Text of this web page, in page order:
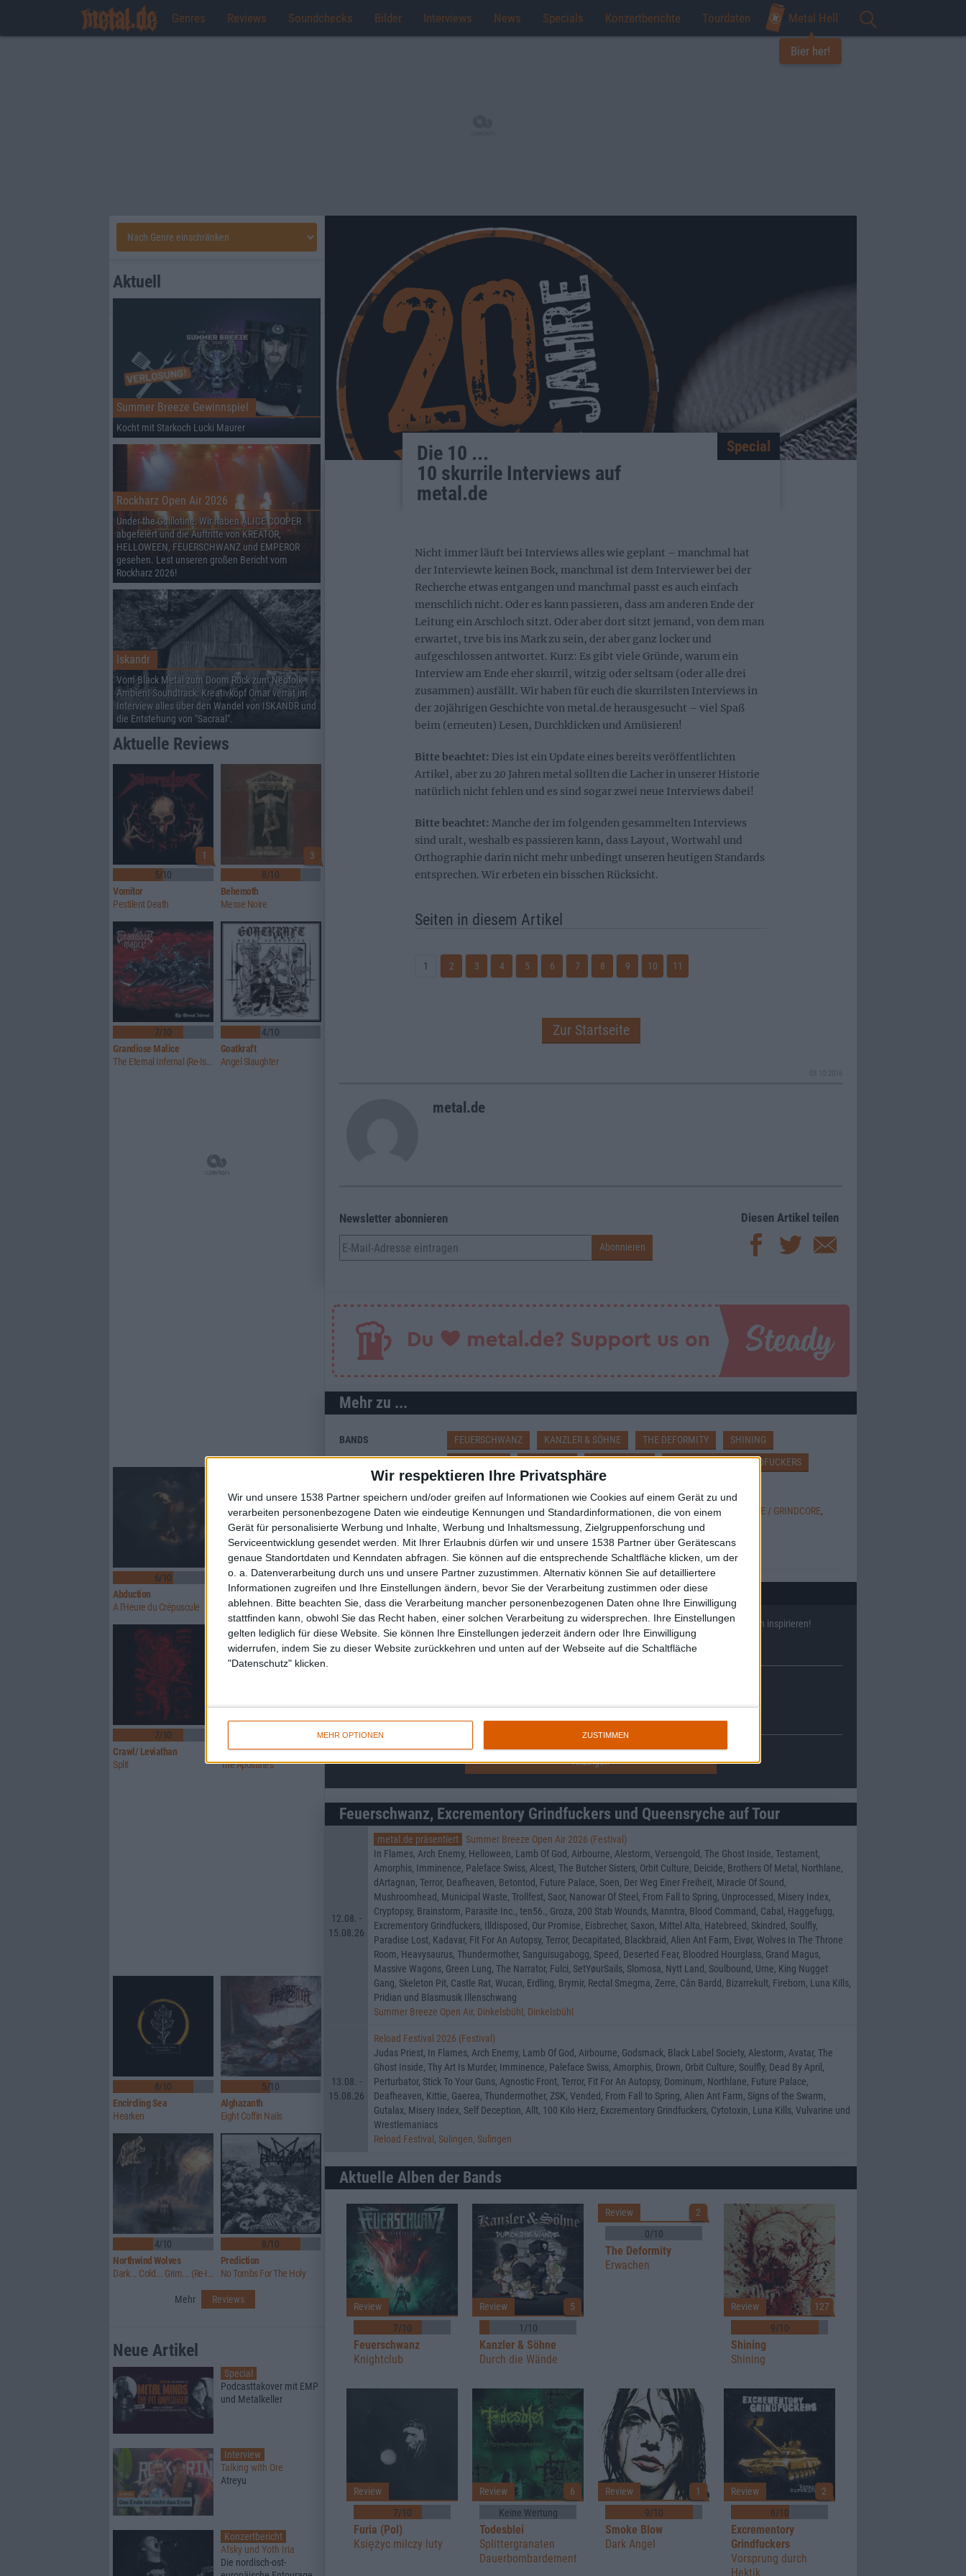
Wir respektieren Ihre Privatsphäre
Wir und unsere 1538 Partner speichern und/oder greifen auf Informationen wie Cookies auf einem Gerät zu und
verarbeiten personenbezogene Daten wie eindeutige Kennungen und Standardinformationen, die von einem
Gerät für personalisierte Werbung und Inhalte, Werbung und Inhaltsmessung, Zielgruppenforschung und
Serviceentwicklung gesendet werden.
Mit Ihrer Erlaubnis dürfen wir und unsere 1538 Partner über Gerätescans
genaue Standortdaten und Kenndaten abfragen. Sie können auf die entsprechende Schaltfläche klicken, um der
o. a. Datenverarbeitung durch uns und unsere Partner zuzustimmen. Alternativ können Sie auf detailliertere
Informationen zugreifen und Ihre Einstellungen ändern, bevor Sie der Verarbeitung zustimmen oder diese
ablehnen.
Bitte beachten Sie, dass die Verarbeitung mancher personenbezogenen Daten ohne Ihre Einwilligung
stattfinden kann, obwohl Sie das Recht haben, einer solchen Verarbeitung zu widersprechen. Ihre Einstellungen
gelten lediglich für diese Website. Sie können Ihre Einstellungen jederzeit ändern oder Ihre Einwilligung
widerrufen, indem Sie zu dieser Website zurückkehren und unten auf der Webseite auf die Schaltfläche
"Datenschutz" klicken.
MEHR OPTIONEN ZUSTIMMEN
Genres Reviews Soundchecks Bilder Interviews News Specials Konzertberichte Tourdaten Metal Hell
Bier her!
Die 10 ...
10 skurrile Interviews auf
metal.de
Special
Nicht immer läuft bei Interviews alles wie geplant – manchmal hat
der Interviewte keinen Bock, manchmal ist dem Interviewer bei der
Recherche etwas entgangen und manchmal passt es auch einfach
menschlich nicht. Oder es kann passieren, dass am anderen Ende der
Leitung ein Arschloch sitzt. Oder aber dort sitzt jemand, von dem man
erwartet, trve bis ins Mark zu sein, der aber ganz locker und
aufgeschlossen antwortet. Kurz: Es gibt viele Gründe, warum ein
Interview am Ende eher skurril, witzig oder seltsam (oder alle drei
zusammen) ausfällt. Wir haben für euch die skurrilsten Interviews in
der 20jährigen Geschichte von metal.de herausgesucht – viel Spaß
beim (erneuten) Lesen, Durchklicken und Amüsieren!
Bitte beachtet: Dies ist ein Update eines bereits veröffentlichten
Artikel, aber zu 20 Jahren metal sollten die Lacher in unserer Historie
natürlich nicht fehlen und es sind sogar zwei neue Interviews dabei!
Bitte beachtet: Manche der im folgenden gesammelten Interviews
sind uralt, weshalb es passieren kann, dass Layout, Wortwahl und
Orthographie darin nicht mehr unbedingt unseren heutigen Standards
entsprechen. Wir erbeten ein bisschen Rücksicht.
Seiten in diesem Artikel
1 2 3 4 5 6 7 8 9 10 11
Zur Startseite
metal.de
Newsletter abonnieren Diesen Artikel teilen
Mehr zu ...
BANDS FEUERSCHWANZ KANZLER & SÖHNE THE DEFORMITY
SHINING
FURIA (POL)
TODESBLEI SMOKE BLOW
EXCREMENTORY GRINDFUCKERS
QUEENSRYCHE
STILE BLACK METAL,DEATH METAL,DOOM METAL,GOTHIC / DARKWAVE, HARDCORE / GRINDCORE,
HEAVY METAL
MODERN METAL,PROGRESSIVE ROCK/METAL,ROCK
Interessante Alben finden
Auf der Suche nach neuer Mucke? Durchsuche unser Review-Archiv mit aktuell 38633Reviews und lass Dich inspirieren!
Nach Wertung filtern
Nach Genres filtern►︎
Feuerschwanz, Excrementory Grindfuckers und Queensryche auf Tour
12.08. -
15.08.26
metal.de präsentiert
Summer Breeze Open Air 2026 (Festival)
In Flames, Arch Enemy, Helloween, Lamb Of God, Airbourne, Alestorm, Versengold, The Ghost Inside, Testament,
Amorphis, Imminence, Paleface Swiss, Alcest, The Butcher Sisters, Orbit Culture, Deicide, Brothers Of Metal, Northlane,
dArtagnan, Terror, Deafheaven, Betontod, Future Palace, Soen, Der Weg Einer Freiheit, Miracle Of Sound,
Mushroomhead, Municipal Waste, Trollfest, Saor, Nanowar Of Steel, From Fall to Spring, Unprocessed, Misery Index,
Cryptopsy, Brainstorm, Parasite Inc., ten56., Groza, 200 Stab Wounds, Manntra, Blood Command, Cabal, Haggefugg,
Excrementory Grindfuckers, Illdisposed, Our Promise, Eisbrecher, Saxon, Mittel Alta, Hatebreed, Skindred, Soulfly,
Paradise Lost, Kadavar, Fit For An Autopsy, Terror, Decapitated, Blackbraid, Alien Ant Farm, Eivør, Wolves In The Throne
Room, Heavysaurus, Thundermother, Sanguisugabogg, Speed, Deserted Fear, Bloodred Hourglass, Grand Magus,
Massive Wagons, Green Lung, The Narrator, Fulci, SetYøurSails, Slomosa, Nytt Land, Soulbound, Urne, King Nugget
Gang, Skeleton Pit, Castle Rat, Wucan, Erdling, Brymir, Rectal Smegma, Zerre, Cân Bardd, Bizarrekult, Fireborn, Luna Kills,
Pridian und Blasmusik Illenschwang
Summer Breeze Open Air, Dinkelsbühl, Dinkelsbühl
13.08. -
15.08.26
Reload Festival 2026 (Festival)
Judas Priest, In Flames, Arch Enemy, Lamb Of God, Airbourne, Godsmack, Black Label Society, Alestorm, Avatar, The
Ghost Inside, Thy Art Is Murder, Imminence, Paleface Swiss, Amorphis, Drown, Orbit Culture, Soulfly, Dead By April,
Perturbator, Stick To Your Guns, Agnostic Front, Terror, Fit For An Autopsy, Dominum, Northlane, Future Palace,
Deafheaven, Kittie, Gaerea, Thundermother, ZSK, Vended, From Fall to Spring, Alien Ant Farm, Signs of the Swarm,
Gutalax, Misery Index, Self Deception, Allt, 100 Kilo Herz, Excrementory Grindfuckers, Cytotoxin, Luna Kills, Vulvarine und
Wrestlemaniacs
Reload Festival, Sulingen, Sulingen
Aktuelle Alben der Bands
7/10
Review
Feuerschwanz
Knightclub
1/10
Review
Kanzler & Söhne
5
Durch die Wände
0/10
Review
The Deformity
2
Erwachen
9/10
Review
Shining
127
Shining
7/10
Review
Furia (Pol)
Księżyc milczy luty
Keine Wertung
Review
Todesblei
6
Splittergranaten
Dauerbombardement
9/10
Review
Smoke Blow
1
Dark Angel
6/10
Review
Excrementory
Grindfuckers
2
Vorsprung durch
Hektik
Aktuell
Summer Breeze Gewinnspiel
Kocht mit Starkoch Lucki Maurer
Rockharz Open Air 2026
Under the Guillotine: Wir haben ALICE COOPER
abgefeiert und die Auftritte von KREATOR,
HELLOWEEN, FEUERSCHWANZ und EMPEROR
gesehen. Lest unseren großen Bericht vom
Rockharz 2026!
Iskandr
Vom Black Metal zum Doom Rock zum Neofolk-
Ambient-Soundtrack: Kreativkopf Omar verrät im
Interview alles über den Wandel von ISKANDR und
die Entstehung von "Sacraal".
Aktuelle Reviews
1
5/10
Vomitor
Pestilent Death
3
8/10
Behemoth
Messe Noire
7/10
Grandiose Malice
The Eternal Infernal (Re-Issue)
4/10
Goatkraft
Angel Slaughter
6/10
Abduction
A l'Heure du Crépuscule
6/10
Above Aurora
Path To Ruin
7/10
Crawl/ Leviathan
Split
Glorior Belli
The Apostates
8/10
Encircling Sea
Hearken
5/10
Alghazanth
Eight Coffin Nails
4/10
Northwind Wolves
Dark... Cold... Grim... (Re-Issue)
8/10
Prediction
No Tombs For The Holy
Mehr Reviews
Neue Artikel
Special
Podcasttakover mit EMP
und Metalkeller
Interview
Talking with Ore
Atreyu
Konzertbericht
Afsky und Yoth Iria
Die nordisch-ost-